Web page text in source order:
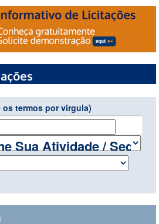
os termos por virgula)